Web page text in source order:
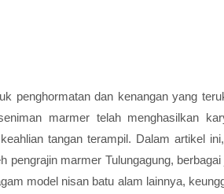
penghormatan dan kenangan yang
marmer telah menghasilkan
tangan terampil. Dalam artikel
pengrajin marmer Tulungagung,
model nisan batu alam lainnya,